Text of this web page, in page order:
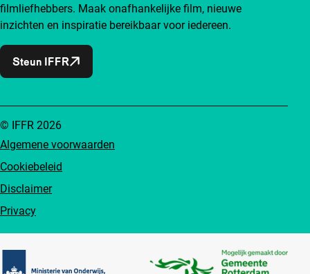
filmliefhebbers. Maak onafhankelijke film, nieuwe
inzichten en inspiratie bereikbaar voor iedereen.
Steun IFFR
Algemene voorwaarden
Cookiebeleid
Disclaimer
Privacy
© IFFR 2026